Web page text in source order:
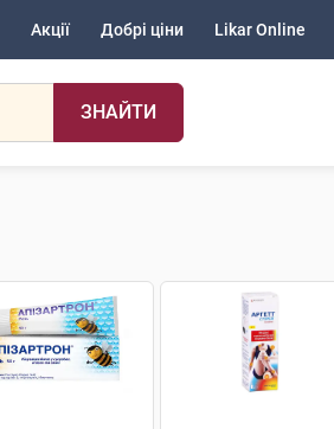
Акції Добрі ціни Likar Online
ЗНАЙТИ